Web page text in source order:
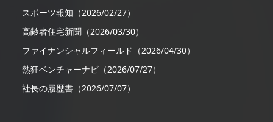
スポーツ報知（2026/02/27）
高齢者住宅新聞（2026/03/30）
ファイナンシャルフィールド（2026/04/30）
熱狂ベンチャーナビ（2026/07/27）
社長の履歴書（2026/07/07）